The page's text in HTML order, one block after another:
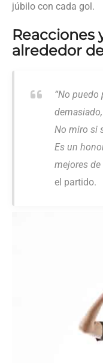
júbilo con cada gol.
Reacciones
alrededor
“No puedo
No miro si
Es un
mejores de
el partido.